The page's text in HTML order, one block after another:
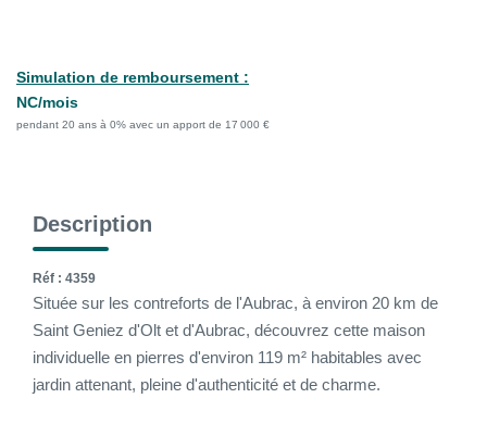
CONTACT
Simulation de remboursement :
NC/mois
pendant 20 ans à 0% avec un apport de 17 000 €
Description
Réf : 4359
Située sur les contreforts de l'Aubrac, à environ 20 km de
Saint Geniez d'Olt et d'Aubrac, découvrez cette maison
individuelle en pierres d'environ 119 m² habitables avec
jardin attenant, pleine d'authenticité et de charme.